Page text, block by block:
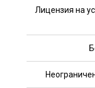
Лицензия на